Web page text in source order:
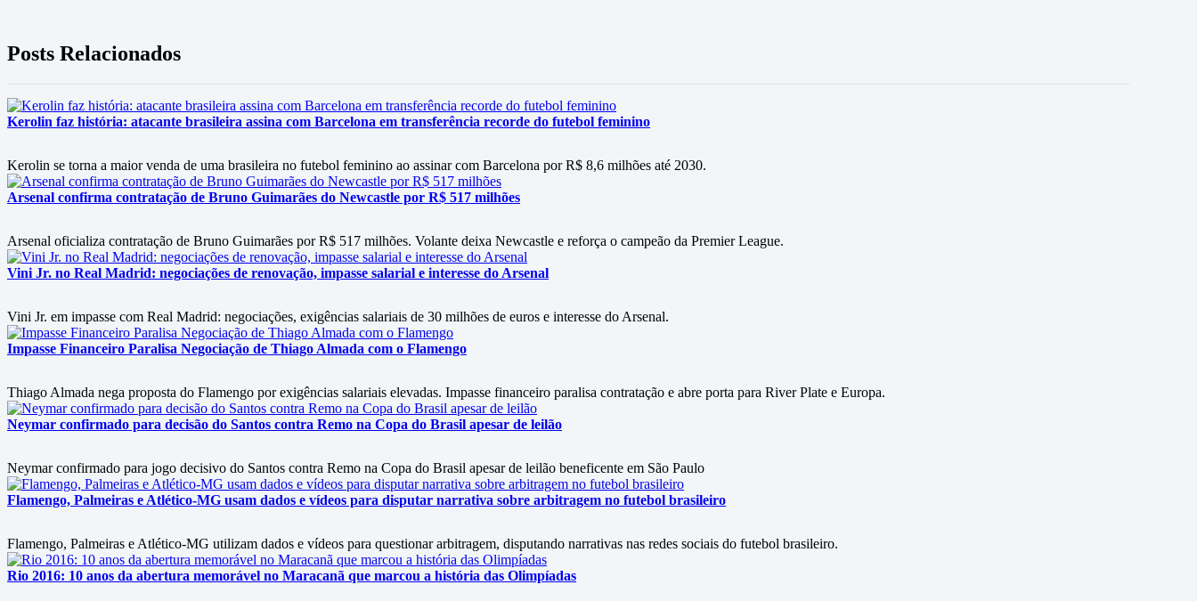
Posts Relacionados
Kerolin faz história: atacante brasileira assina com Barcelona em transferência recorde do futebol feminino
Kerolin se torna a maior venda de uma brasileira no futebol feminino ao assinar com Barcelona por R$ 8,6 milhões até 2030.
Arsenal confirma contratação de Bruno Guimarães do Newcastle por R$ 517 milhões
Arsenal oficializa contratação de Bruno Guimarães por R$ 517 milhões. Volante deixa Newcastle e reforça o campeão da Premier League.
Vini Jr. no Real Madrid: negociações de renovação, impasse salarial e interesse do Arsenal
Vini Jr. em impasse com Real Madrid: negociações, exigências salariais de 30 milhões de euros e interesse do Arsenal.
Impasse Financeiro Paralisa Negociação de Thiago Almada com o Flamengo
Thiago Almada nega proposta do Flamengo por exigências salariais elevadas. Impasse financeiro paralisa contratação e abre porta para River Plate e Europa.
Neymar confirmado para decisão do Santos contra Remo na Copa do Brasil apesar de leilão
Neymar confirmado para jogo decisivo do Santos contra Remo na Copa do Brasil apesar de leilão beneficente em São Paulo
Flamengo, Palmeiras e Atlético-MG usam dados e vídeos para disputar narrativa sobre arbitragem no futebol brasileiro
Flamengo, Palmeiras e Atlético-MG utilizam dados e vídeos para questionar arbitragem, disputando narrativas nas redes sociais do futebol brasileiro.
Rio 2016: 10 anos da abertura memorável no Maracanã que marcou a história das Olimpíadas